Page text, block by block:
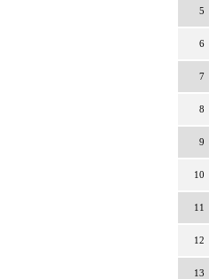
5
6
7
8
9
10
11
12
13